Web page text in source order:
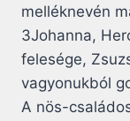
melléknevén
3Johanna,
felesége,
vagyonukból
A nös-